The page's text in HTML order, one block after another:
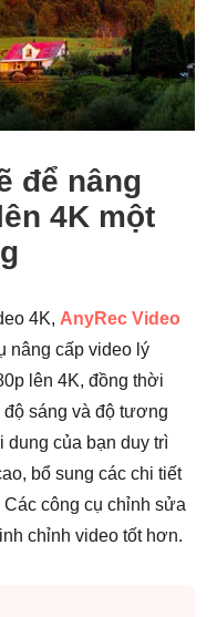
để nâng
4K một
4K, AnyRec Video
nâng cấp video lý
lên 4K, đồng thời
sáng và độ tương
dung của bạn duy trì
bổ sung các chi tiết
công cụ chỉnh sửa
chỉnh video tốt hơn.